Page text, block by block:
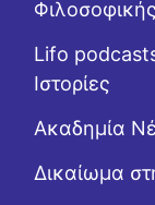
Lifo
Ιστορίες
Ακαδημία
Δικαίωμα